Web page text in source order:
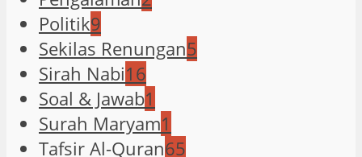
Politik9
Sekilas Renungan5
Sirah Nabi16
Soal & Jawab1
Surah Maryam1
Tafsir Al-Quran65